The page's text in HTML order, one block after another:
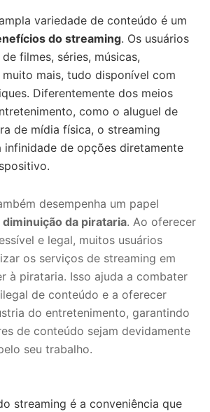
variedade de conteúdo é um
do streaming. Os usuários
filmes, séries, músicas,
mais, tudo disponível com
Diferentemente dos meios
como o aluguel de
de mídia física, o streaming
infinidade de opções diretamente
desempenha um papel
diminuição da pirataria. Ao oferecer
e legal, muitos usuários
os serviços de streaming em
à pirataria. Isso ajuda a combater
de conteúdo e a oferecer
do entretenimento, garantindo
de conteúdo sejam devidamente
seu trabalho.
streaming é a conveniência que